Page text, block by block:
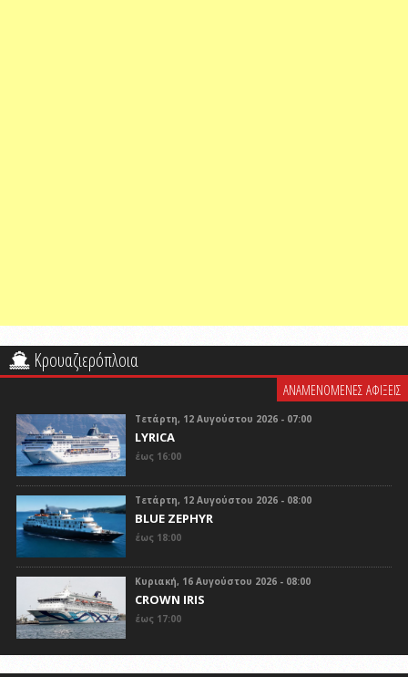
Κρουαζιερόπλοια
ΑΝΑΜΕΝΟΜΕΝΕΣ ΑΦΙΞΕΙΣ
Τετάρτη, 12 Αυγούστου 2026 - 07:00
LYRICA
έως 16:00
Τετάρτη, 12 Αυγούστου 2026 - 08:00
BLUE ZEPHYR
έως 18:00
Κυριακή, 16 Αυγούστου 2026 - 08:00
CROWN IRIS
έως 17:00